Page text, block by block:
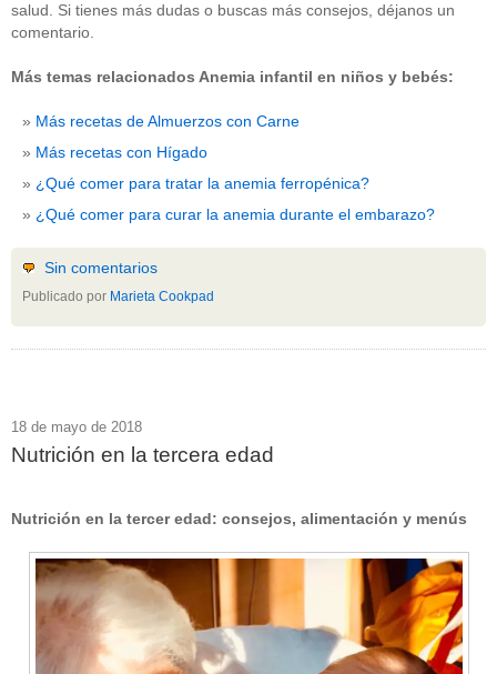
salud. Si tienes más dudas o buscas más consejos, déjanos un
comentario.
Más temas relacionados Anemia infantil en niños y bebés:
Más recetas de Almuerzos con Carne
Más recetas con Hígado
¿Qué comer para tratar la anemia ferropénica?
¿Qué comer para curar la anemia durante el embarazo?
Sin comentarios
Publicado por Marieta Cookpad
18 de mayo de 2018
Nutrición en la tercera edad
Nutrición en la tercer edad: consejos, alimentación y menús